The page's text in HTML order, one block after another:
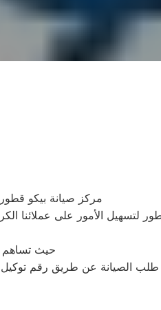
مركز صيانة بيكو
لتسهيل الأمور على عملائنا
حيث تساهم
عن طريق رقم توكيل بيكو الموحد 0235699066 أو الموقع الالكترونى او الارقام المبينة بالموقع . يتم